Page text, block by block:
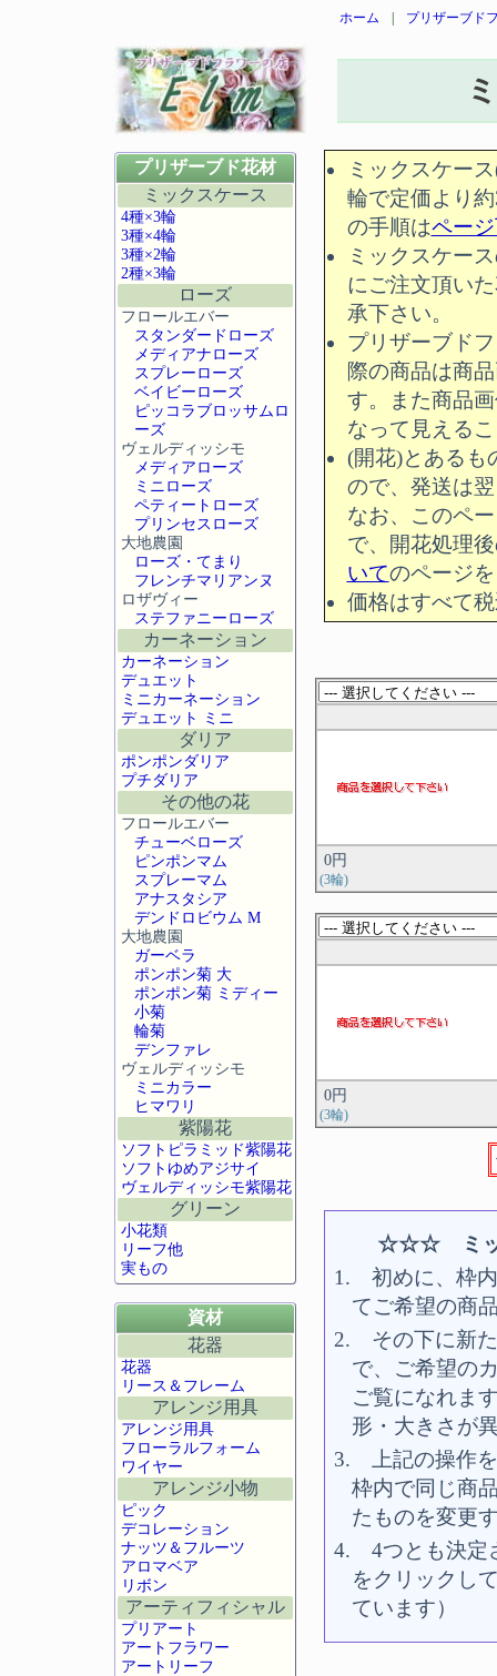
ホーム プリザーブド
ミックスケー
輪で定価より
の手順はペー
ミックスケー
にご注文頂い
承下さい。
プリザーブド
際の商品は商
す。また商品
なって見える
(開花)とあるも
ので、発送は
なお、このペ
で、開花処理
いてのページ
価格はすべて
0円
(3輪)
0円
(3輪)
☆☆☆ ミッ
1. 初めに、枠内
てご希望の商
2. その下に新た
で、ご希望の
ご覧になれま
形・大きさが
3. 上記の操作を
枠内で同じ商
たものを変更
4. 4つとも決定
をクリックし
ています）
プリザーブド花材
ミックスケース
4種×3輪
3種×4輪
3種×2輪
2種×3輪
ローズ
フロールエバー
スタンダードローズ
メディアナローズ
スプレーローズ
ベイビーローズ
ピッコラブロッサムロ
ーズ
ヴェルディッシモ
メディアローズ
ミニローズ
ペティートローズ
プリンセスローズ
大地農園
ローズ・てまり
フレンチマリアンヌ
ロザヴィー
ステファニーローズ
カーネーション
カーネーション
デュエット
ミニカーネーション
デュエット ミニ
ダリア
ポンポンダリア
プチダリア
その他の花
フロールエバー
チューベローズ
ピンポンマム
スプレーマム
アナスタシア
デンドロビウム M
大地農園
ガーベラ
ポンポン菊 大
ポンポン菊 ミディー
小菊
輪菊
デンファレ
ヴェルディッシモ
ミニカラー
ヒマワリ
紫陽花
ソフトピラミッド紫陽花
ソフトゆめアジサイ
ヴェルディッシモ紫陽花
グリーン
小花類
リーフ他
実もの
資材
花器
花器
リース＆フレーム
アレンジ用具
アレンジ用具
フローラルフォーム
ワイヤー
アレンジ小物
ピック
デコレーション
ナッツ＆フルーツ
アロマベア
リボン
アーティフィシャル
プリアート
アートフラワー
アートリーフ